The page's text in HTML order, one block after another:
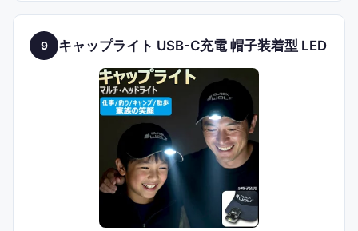
9 キャップライト USB-C充電 帽子装着型 LED